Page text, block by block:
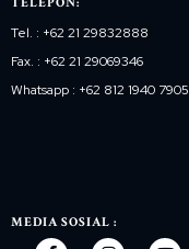
Tel. : +62 21 29832888
Fax. : +62 21 29069346
Whatsapp : +62 812 1940 7905
MEDIA SOSIAL :